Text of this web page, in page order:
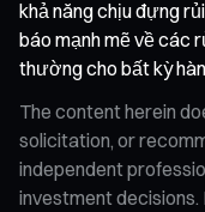
khả năng chịu đựng
báo mạnh mẽ về các
thường cho bất kỳ
The content herein
solicitation, or
independent
investment